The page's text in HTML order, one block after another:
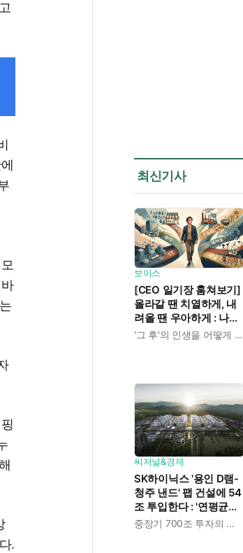
.
최신기사
보이스
[CEO 일기장 훔쳐보기]
올라갈 땐 치열하게, 내
려올 땐 우아하게 : 나만
의 커리어 설계법
'그 후'의 인생을 어떻게 살 것인가
씨저널&경제
SK하이닉스 '용인 D램-
청주 낸드' 팹 건설에 54
조 투입한다 : '연평균
19% 성장' 메모리 수요중장기 700조 투자의 단계적 이행